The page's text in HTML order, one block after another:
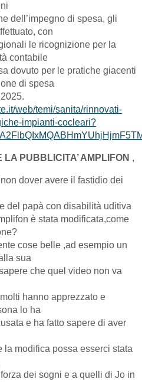
dell’impegno di spesa, gli
con
le ricognizione per la
contabile
dovuto per le pratiche giacenti
di spesa
web/temi/sanita/rinnovati-
impianti-cocleari?
LA PUBBLICITA’ AMPLIFON ,
dover avere il fastidio dei
del papà con disabilità uditiva
è stata modificata,come
cose belle ,ad esempio un
sua
che quel video non va
hanno apprezzato e
lo ha
e ha fatto sapere di aver
la modifica possa esserci stata
dei sogni e a quelli di Jo in